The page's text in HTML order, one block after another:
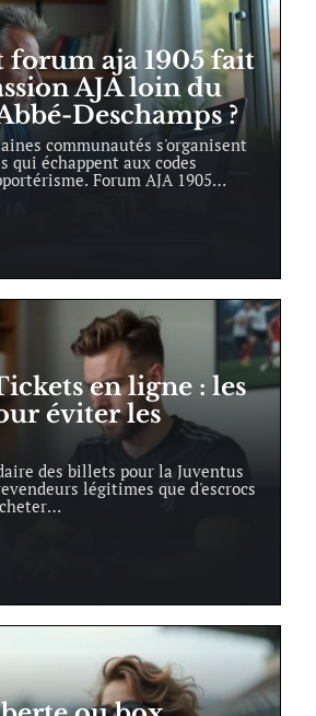
forum aja 1905 fait
AJA loin du
Deschamps ?
communautés s'organisent
qui échappent aux codes
Forum AJA 1905…
en ligne : les
éviter les
des billets pour la Juventus
légitimes que d'escrocs
…